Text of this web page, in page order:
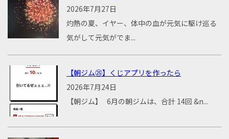
2026年7月27日
灼熱の夏、イヤー、体中の血が元気に駆け巡る
気がして元気がでま...
【朝ジム㉕】くじアプリを作ったら
2026年7月24日
【朝ジム】 6月の朝ジムは、合計 14回 &n...